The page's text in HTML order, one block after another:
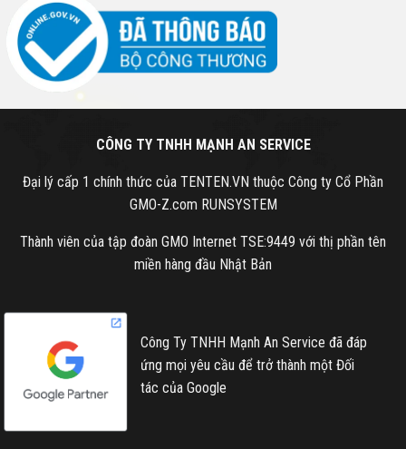
CÔNG TY TNHH MẠNH AN SERVICE
Đại lý cấp 1 chính thức của TENTEN.VN thuộc Công ty Cổ Phần
GMO-Z.com RUNSYSTEM
Thành viên của tập đoàn GMO Internet TSE:9449 với thị phần tên
miền hàng đầu Nhật Bản
Công Ty TNHH Mạnh An Service đã đáp
ứng mọi yêu cầu để trở thành một Đối
tác của Google